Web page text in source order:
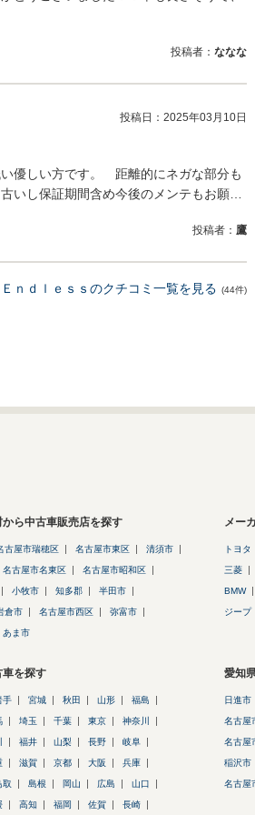
投稿者： ななな
投稿日： 2025年03月10日
優しい方です。 距離的にネガな部分も
いし保証期間含め今後のメンテもお願…
投稿者： 鷹
Ｅｎｄｌｅｓｓのクチコミ一覧を見る (44件)
ら中古車販売店を探す
古屋市瑞穂区 名古屋市東区 清須市
名古屋市名東区 名古屋市昭和区
小牧市 知多郡 半田市
倉市 名古屋市西区 弥富市
あま市
メー
トヨタ
三菱
BMW
ジープ
車を探す
手 宮城 秋田 山形 福島
埼玉 千葉 東京 神奈川
福井 山梨 長野 岐阜
滋賀 京都 大阪 兵庫
取 島根 岡山 広島 山口
高知 福岡 佐賀 長崎
愛知
日進市
名古屋
名古屋
稲沢市
名古屋